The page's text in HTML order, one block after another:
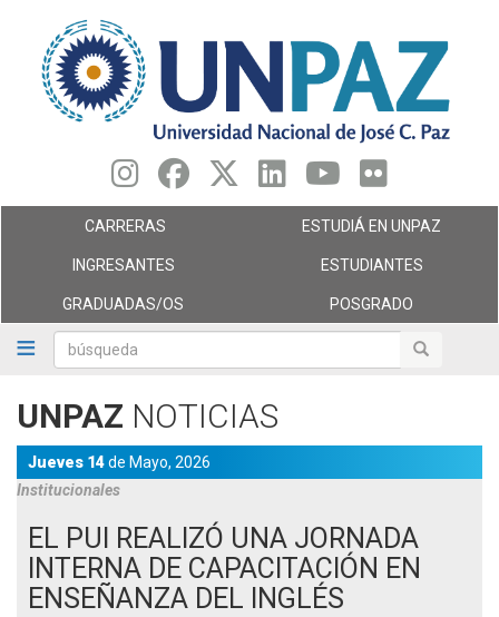
contenido
principal
búsqueda búsqueda
CARRERAS ESTUDIÁ EN UNPAZ
INGRESANTES ESTUDIANTES
GRADUADAS/OS POSGRADO
UNPAZ NOTICIAS
Jueves 14de Mayo, 2026
Institucionales
EL PUI REALIZÓ UNA JORNADA
INTERNA DE CAPACITACIÓN EN
ENSEÑANZA DEL INGLÉS